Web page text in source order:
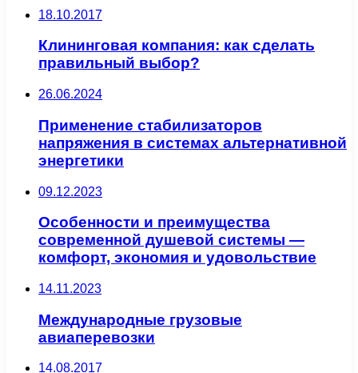
18.10.2017
Клининговая компания: как сделать
правильный выбор?
26.06.2024
Применение стабилизаторов
напряжения в системах альтернативной
энергетики
09.12.2023
Особенности и преимущества
современной душевой системы —
комфорт, экономия и удовольствие
14.11.2023
Международные грузовые
авиаперевозки
14.08.2017